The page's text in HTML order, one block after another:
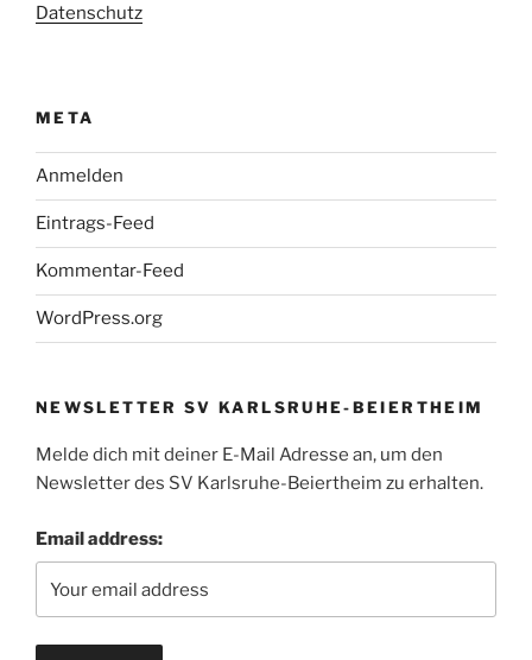
Datenschutz
META
Anmelden
Eintrags-Feed
Kommentar-Feed
WordPress.org
NEWSLETTER SV KARLSRUHE-BEIERTHEIM
Melde dich mit deiner E-Mail Adresse an, um den
Newsletter des SV Karlsruhe-Beiertheim zu erhalten.
Email address: